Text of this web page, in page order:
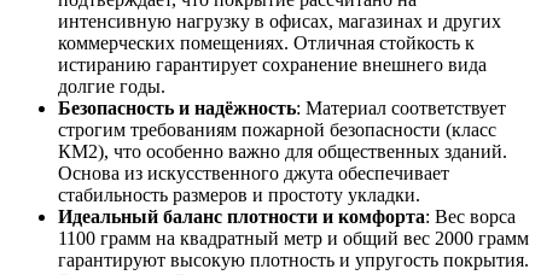
интенсивную нагрузку в офисах, магазинах и других
коммерческих помещениях. Отличная стойкость к
истиранию гарантирует сохранение внешнего вида
долгие годы.
Безопасность и надёжность: Материал соответствует
строгим требованиям пожарной безопасности (класс
КМ2), что особенно важно для общественных зданий.
Основа из искусственного джута обеспечивает
стабильность размеров и простоту укладки.
Идеальный баланс плотности и комфорта: Вес ворса
1100 грамм на квадратный метр и общий вес 2000 грамм
гарантируют высокую плотность и упругость покрытия.